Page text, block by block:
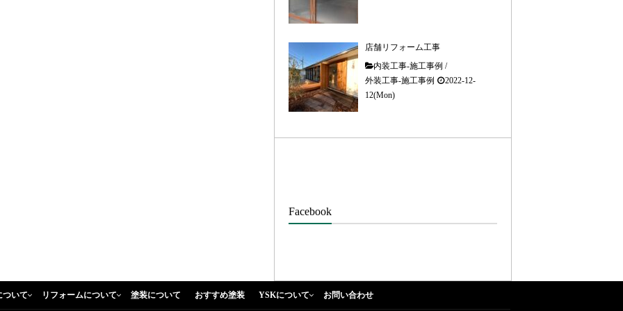
店舗リフォーム工事
内装工事-施工事例 /
外装工事-施工事例
2022-12-
12(Mon)
Facebook
ついて リフォームについて 塗装について おすすめ塗装 YSKについて お問い合わせ